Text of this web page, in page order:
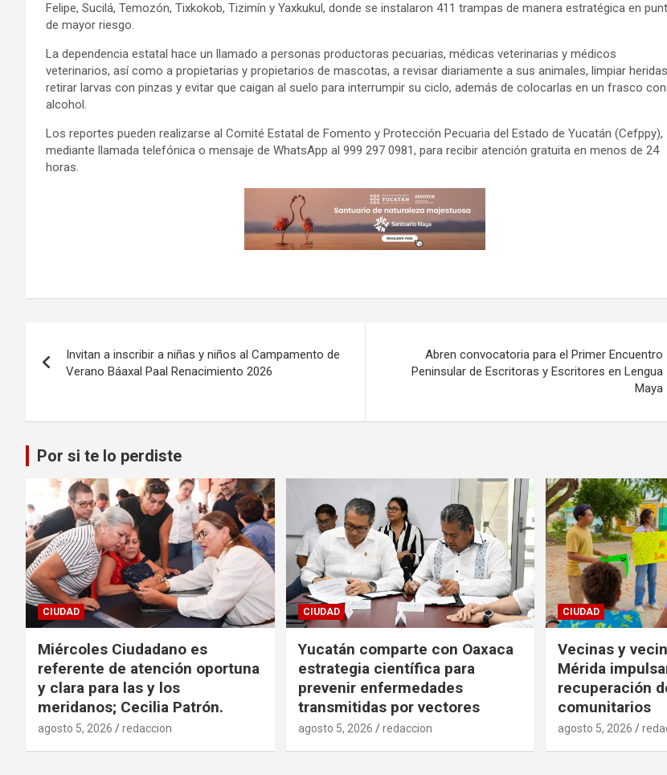
Felipe, Sucilá, Temozón, Tixkokob, Tizimín y Yaxkukul, donde se instalaron 411 trampas de manera estratégica en
de mayor riesgo.
La dependencia estatal hace un llamado a personas productoras pecuarias, médicas veterinarias y médicos
veterinarios, así como a propietarias y propietarios de mascotas, a revisar diariamente a sus animales, limpiar
retirar larvas con pinzas y evitar que caigan al suelo para interrumpir su ciclo, además de colocarlas en un frasco con
alcohol.
Los reportes pueden realizarse al Comité Estatal de Fomento y Protección Pecuaria del Estado de Yucatán (Cefppy),
mediante llamada telefónica o mensaje de WhatsApp al 999 297 0981, para recibir atención gratuita en menos de 24
horas.
de
Invitan a inscribir a niñas y niños al Campamento de
Verano Báaxal Paal Renacimiento 2026
Abren convocatoria para el Primer Encuentro
Peninsular de Escritoras y Escritores en Lengua
Maya
Por si te lo perdiste
CIUDAD
Miércoles Ciudadano es
referente de atención oportuna
y clara para las y los
meridanos; Cecilia Patrón.
agosto 5, 2026 redaccion
CIUDAD
Yucatán comparte con Oaxaca
estrategia científica para
prevenir enfermedades
transmitidas por vectores
agosto 5, 2026 redaccion
CIUDAD
Vecinas y
Mérida
recuperación
comunitarios
agosto 5, 2026